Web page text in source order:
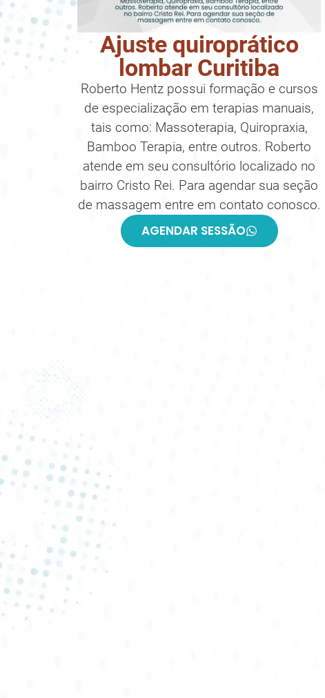
Ajuste quiroprático
lombar Curitiba
Roberto Hentz possui formação e cursos
de especialização em terapias manuais,
tais como: Massoterapia, Quiropraxia,
Bamboo Terapia, entre outros. Roberto
atende em seu consultório localizado no
bairro Cristo Rei. Para agendar sua seção
de massagem entre em contato conosco.
AGENDAR SESSÃO